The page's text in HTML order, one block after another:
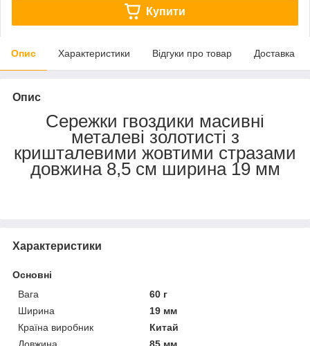
Купити
Опис Характеристики Відгуки про товар Доставка
Опис
Сережки гвоздики масивні
металеві золотисті з
кришталевими жовтими стразами
довжина 8,5 см ширина 19 мм
Характеристики
Основні
Вага
60 г
Ширина
19 мм
Країна виробник
Китай
Довжина
85 мм